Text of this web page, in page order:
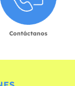
Contáctanos